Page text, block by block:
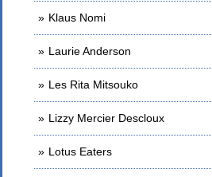
Klaus Nomi
Laurie Anderson
Les Rita Mitsouko
Lizzy Mercier Descloux
Lotus Eaters